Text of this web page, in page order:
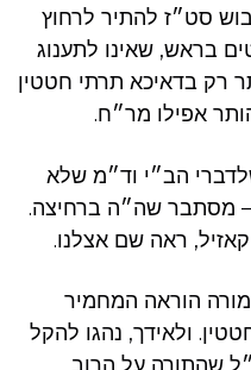
סט״ז להתיר לרחוץ
בראש, שאינו לתענוג
רק בדאיכא תרתי חטטין
אפילו מר״ח.
הב״י וד״מ שלא
– מסתבר שה״ה ברחיצה.
ראה שם אצלנו.
מורה הוראה המחמיר
ולאידך, נהגו להקל